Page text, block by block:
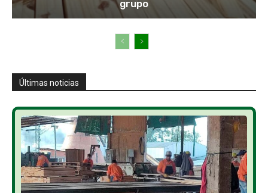
grupo
Últimas noticias